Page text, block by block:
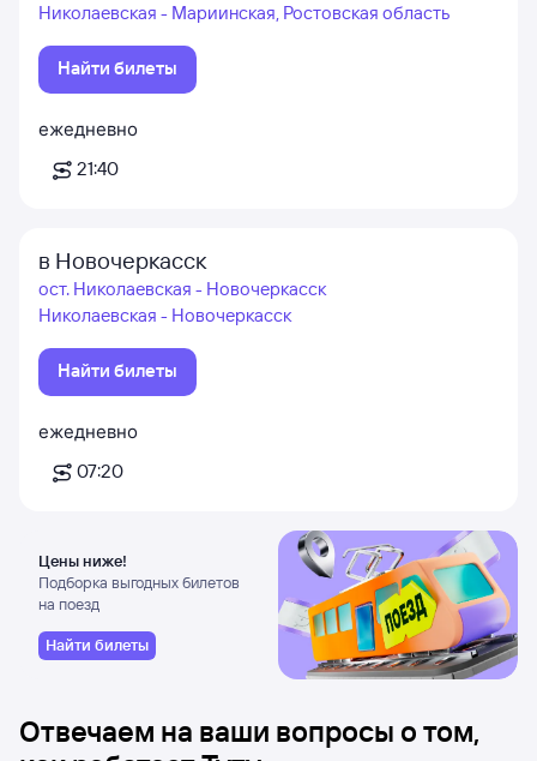
Николаевская - Мариинская, Ростовская область
Найти билеты
ежедневно
21:40
в Новочеркасск
ост. Николаевская - Новочеркасск
Николаевская - Новочеркасск
Найти билеты
ежедневно
07:20
Цены ниже!
Подборка выгодных билетов
на поезд
Найти билеты
Отвечаем на ваши вопросы о том,